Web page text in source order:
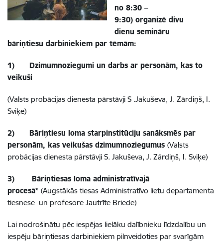
no 8:30 –
9:30) organizē divu
dienu semināru
bāriņtiesu darbiniekiem par tēmām:
1) Dzimumnoziegumi un darbs ar personām, kas to
veikuši
(Valsts probācijas dienesta pārstāvji S .Jakuševa, J. Zārdiņš, I.
Sviķe)
2) Bāriņtiesu loma starpinstitūciju sanāksmēs par
personām, kas veikušas dzimumnoziegumus (Valsts
probācijas dienesta pārstāvji S. Jakuševa, J. Zārdiņš, I. Sviķe)
3) Bāriņtiesas loma administratīvajā
procesā* (Augstākās tiesas Administratīvo lietu departamenta
tiesnese un profesore Jautrīte Briede)
Lai nodrošinātu pēc iespējas lielāku dalībnieku līdzdalību un
iespēju bāriņtiesas darbiniekiem pilnveidoties par svarīgām